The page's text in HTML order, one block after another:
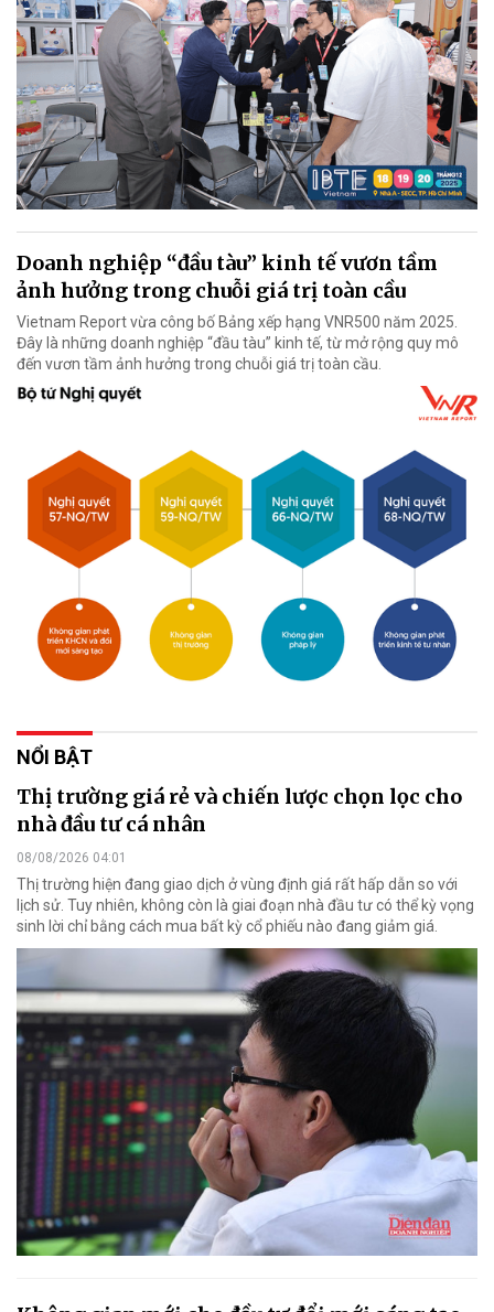
Doanh nghiệp “đầu tàu” kinh tế vươn tầm
ảnh hưởng trong chuỗi giá trị toàn cầu
Vietnam Report vừa công bố Bảng xếp hạng VNR500 năm 2025.
Đây là những doanh nghiệp “đầu tàu” kinh tế, từ mở rộng quy mô
đến vươn tầm ảnh hưởng trong chuỗi giá trị toàn cầu.
NỔI BẬT
Thị trường giá rẻ và chiến lược chọn lọc cho
nhà đầu tư cá nhân
08/08/2026 04:01
Thị trường hiện đang giao dịch ở vùng định giá rất hấp dẫn so với
lịch sử. Tuy nhiên, không còn là giai đoạn nhà đầu tư có thể kỳ vọng
sinh lời chỉ bằng cách mua bất kỳ cổ phiếu nào đang giảm giá.